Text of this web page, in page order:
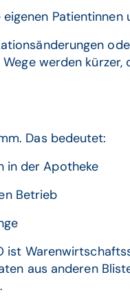
Patientinnen
werden kürzer,
Das bedeutet:
in der Apotheke
Betrieb
ist
aus anderen